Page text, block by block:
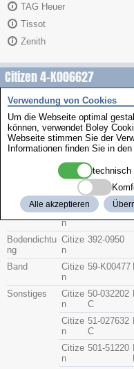
TAG Heuer
Tissot
Zenith
Citizen 4-K006627
Gruppe HerstellerTeile-Nr.
G
Citize
n
506-A560
A
Citize
n
506-A562
Bodendichtu
ng
Citize
n
392-0950
Band
Citize
n
59-K00477
Sonstiges
Citize
n
50-032202
C
Citize
n
51-027632
C
Citize
n
501-51220
Verwendung von Cookies
Um die Webseite optimal
können, verwendet Boley
Webseite stimmen Sie der
Informationen finden Sie in den
technisch
Alle akzeptieren